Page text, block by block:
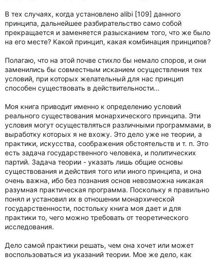
В тех случаях, когда установлено alibi [109] данного
принципа, дальнейшее разбирательство само собой
прекращается и заменяется разысканием того, что же было
на его месте? Какой принцип, какая комбинация принципов?
Полагаю, что на этой почве стихло бы немало споров, и они
заменились бы совместным исканием осуществления тех
условий, при которых желательный для нас принцип
способен существовать в действительности...
Моя книга приводит именно к определению условий
реального существования монархического принципа. Эти
условия могут осуществляться различными программами, в
выработку которых я не вхожу. Это дело уже не теории, а
практики, искусства, соображения обстоятельств и т. п. Это
есть задача государственного человека, и политических
партий. Задача теории - указать лишь общие основы
существования и действия того или иного принципа, и она
очень важна, ибо без познания основ невозможна никакая
разумная практическая программа. Поскольку я правильно
понял и установил их в отношении монархической
государственности, постольку книга моя дает и для
практики то, чего можно требовать от теоретического
исследования.
Дело самой практики решать, чем она хочет или может
воспользоваться из указаний теории. Мое же дело, как